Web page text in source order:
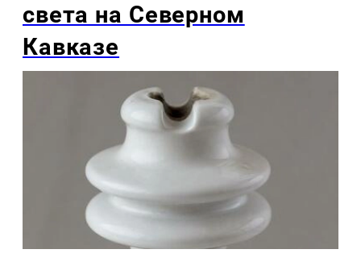
света на Северном
Кавказе